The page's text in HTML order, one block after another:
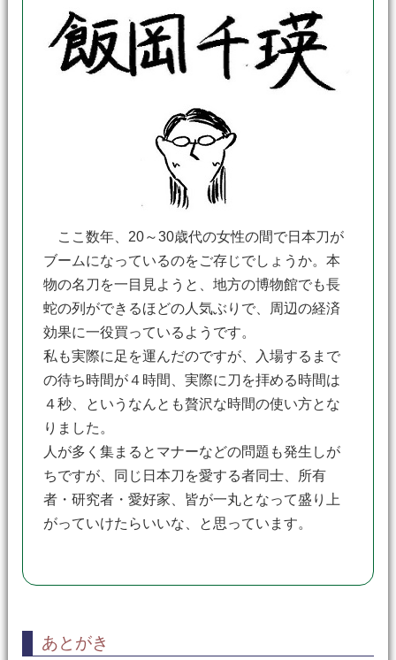
ここ数年、20～30歳代の女性の間で日本刀が
ブームになっているのをご存じでしょうか。本
物の名刀を一目見ようと、地方の博物館でも長
蛇の列ができるほどの人気ぶりで、周辺の経済
効果に一役買っているようです。
私も実際に足を運んだのですが、入場するまで
の待ち時間が４時間、実際に刀を拝める時間は
４秒、というなんとも贅沢な時間の使い方とな
りました。
人が多く集まるとマナーなどの問題も発生しが
ちですが、同じ日本刀を愛する者同士、所有
者・研究者・愛好家、皆が一丸となって盛り上
がっていけたらいいな、と思っています。
あとがき